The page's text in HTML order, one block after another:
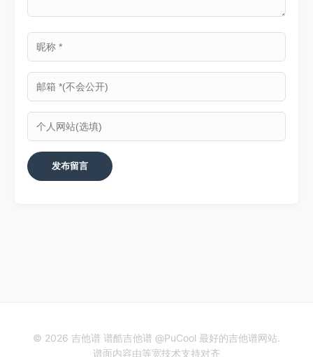
© 2026 吉他谱 谱酷吉他谱 @PuCool 最好的吉他谱网站.
谱面内容由等宽技术支持对齐